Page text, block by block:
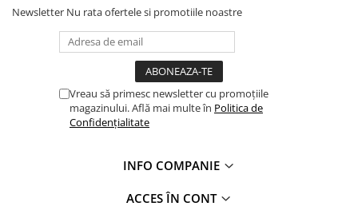
Solbancuri / Pervaze
Termosistem Decorativ
Brâuri Decorative
Newsletter Nu rata ofertele si promotiile noastre
Vreau să primesc newsletter cu promoțiile
magazinului. Află mai multe în Politica de
Confidențialitate
INFO COMPANIE
ACCES ÎN CONT